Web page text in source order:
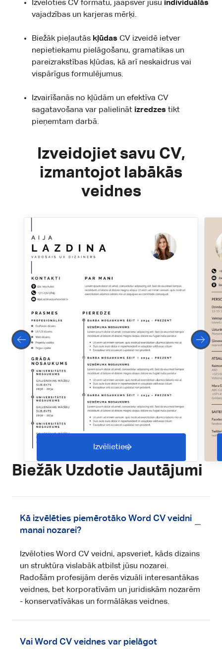
Izvēloties CV formātu, jāapsver jūsu individuālās
vajadzības un karjeras mērķi.
Biežāk pieļautās kļūdas CV izveidē ietver
nepietiekamu pielāgošanu, gramatikas un
pareizrakstības kļūdas, kā arī neskaidrus vai
vispārīgus formulējumus.
Izvairīšanās no kļūdām un efektīva CV
sagatavošana var palielināt izredzes tikt
pieņemtam darbā.
Izveidojiet savu CV,
izmantojot labākās
veidnes
Izvēlieties
Biežāk Uzdotie Jautājumi
Kā izvēlēties piemērotāko Word CV veidni
manai nozarei?
Izvēloties Word CV veidni, apsveriet, kāds dizains
un struktūra vislabāk atbilst jūsu nozarei.
Radošām profesijām derēs vizuāli interesantākas
veidnes, bet korporatīvām un juridiskām nozarēm
- konservatīvākas un formālākas veidnes.
Vai Word CV veidnes var pielāgot